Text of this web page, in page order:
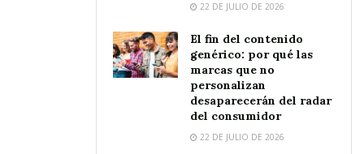
22 DE JULIO DE 2026
El fin del contenido
genérico: por qué las
marcas que no
personalizan
desaparecerán del radar
del consumidor
22 DE JULIO DE 2026